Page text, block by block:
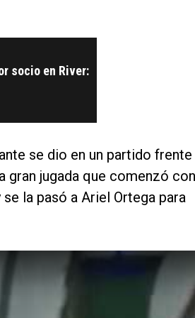
socio en River:
se dio en un partido frente
gran jugada que comenzó con
la pasó a Ariel Ortega para